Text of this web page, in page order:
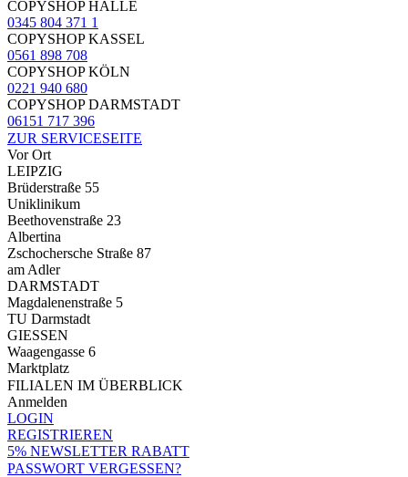
COPYSHOP HALLE
0345 804 371 1
COPYSHOP KASSEL
0561 898 708
COPYSHOP KÖLN
0221 940 680
COPYSHOP DARMSTADT
06151 717 396
ZUR SERVICESEITE
Vor Ort
LEIPZIG
Brüderstraße 55
Uniklinikum
Beethovenstraße 23
Albertina
Zschochersche Straße 87
am Adler
DARMSTADT
Magdalenenstraße 5
TU Darmstadt
GIESSEN
Waagengasse 6
Marktplatz
FILIALEN IM ÜBERBLICK
Anmelden
LOGIN
REGISTRIEREN
5% NEWSLETTER RABATT
PASSWORT VERGESSEN?